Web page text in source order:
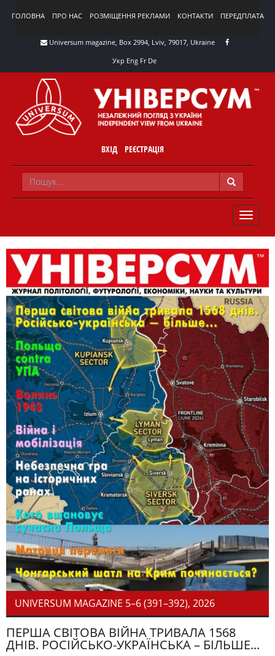
ГОЛОВНА ПРО НАС РОЗМІЩЕННЯ РЕКЛАМИ КОНТАКТИ ПЕРЕДПЛАТА
Universum magazine, Box 2994, Lviv, 79017, Ukraine
Укр Eng FrDe
ВХІД РЕЄСТРАЦІЯ
TOGGLE
UNIVERSUM MAGAZINE 5–6 (391–392), 2026
ПЕРША СВІТОВА ВІЙНА ТРИВАЛА 1568
ДНІВ. РОСІЙСЬКО-УКРАЇНСЬКА – БІЛЬШЕ...